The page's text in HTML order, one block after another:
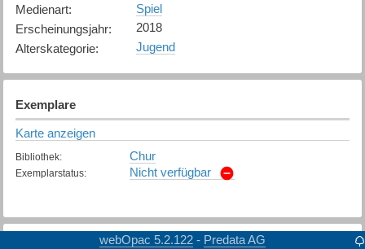
Medienart:
Spiel
Erscheinungsjahr:
2018
Alterskategorie: Jugend
Exemplare
Karte anzeigen
Bibliothek: Chur
Exemplarstatus: Nicht verfügbar
webOpac 5.2.122 - Predata AG